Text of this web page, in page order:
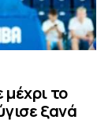
το
ξανά